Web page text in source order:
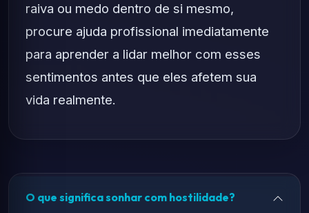
raiva ou medo dentro de si mesmo,
procure ajuda profissional imediatamente
para aprender a lidar melhor com esses
sentimentos antes que eles afetem sua
vida realmente.
O que significa sonhar com hostilidade?